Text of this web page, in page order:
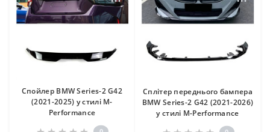
Спойлер BMW Series-2 G42
(2021-2025) у стилі M-
Performance
Сплітер переднього бампера
BMW Series-2 G42 (2021-2026)
у стилі M-Performance